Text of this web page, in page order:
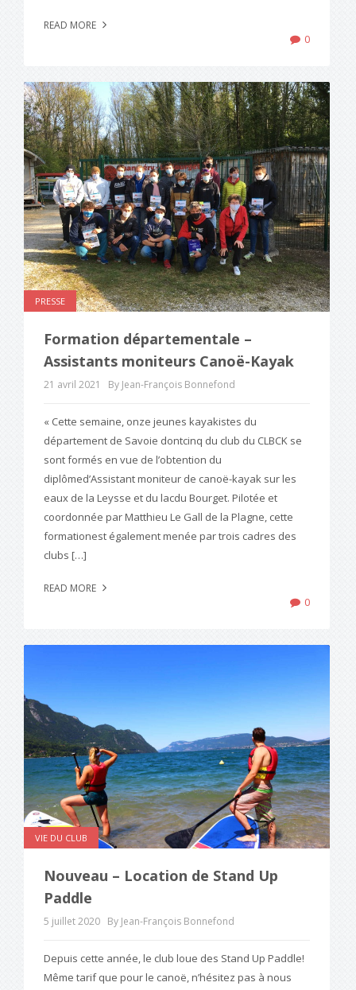
READ MORE
0
PRESSE
Formation départementale –
Assistants moniteurs Canoë-Kayak
21 avril 2021 By Jean-François Bonnefond
« Cette semaine, onze jeunes kayakistes du
département de Savoie dontcinq du club du CLBCK se
sont formés en vue de l’obtention du
diplômed’Assistant moniteur de canoë-kayak sur les
eaux de la Leysse et du lacdu Bourget. Pilotée et
coordonnée par Matthieu Le Gall de la Plagne, cette
formationest également menée par trois cadres des
clubs […]
READ MORE
0
VIE DU CLUB
Nouveau – Location de Stand Up
Paddle
5 juillet 2020 By Jean-François Bonnefond
Depuis cette année, le club loue des Stand Up Paddle!
Même tarif que pour le canoë, n’hésitez pas à nous